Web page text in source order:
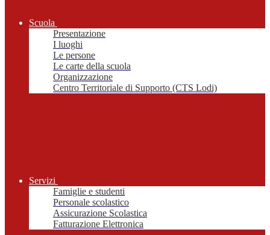
Scuola
Presentazione
I luoghi
Le persone
Le carte della scuola
Organizzazione
Centro Territoriale di Supporto (CTS Lodi)
Servizi
Famiglie e studenti
Personale scolastico
Assicurazione Scolastica
Fatturazione Elettronica